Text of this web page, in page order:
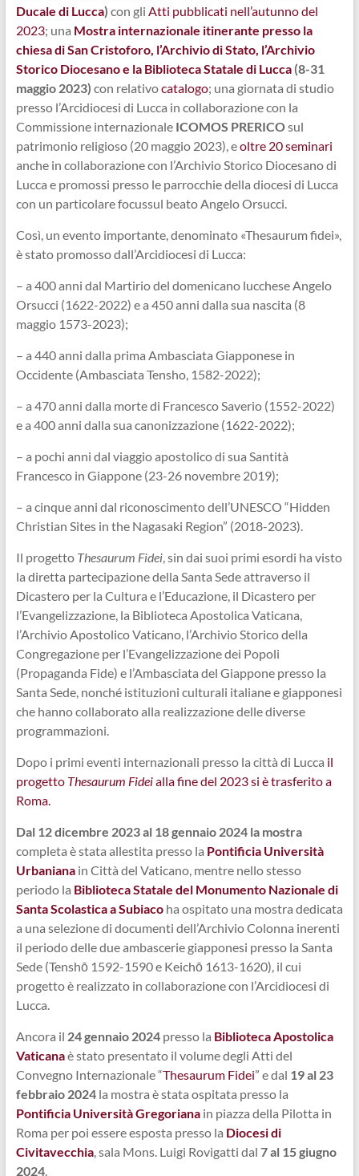
Ducale di Lucca) con gli Atti pubblicati nell’autunno del
2023; una Mostra internazionale itinerante presso la
chiesa di San Cristoforo, l’Archivio di Stato, l’Archivio
Storico Diocesano e la Biblioteca Statale di Lucca(8-31
maggio 2023) con relativocatalogo; una giornata di studio
presso l’Arcidiocesi di Lucca in collaborazione con la
Commissione internazionale ICOMOS PRERICOsul
patrimonio religioso (20 maggio 2023), eoltre 20 seminari
anche in collaborazione con l’Archivio Storico Diocesano di
Lucca e promossi presso le parrocchie della diocesi di Lucca
con un particolare focussul beato Angelo Orsucci.
Così, un evento importante, denominato «Thesaurum fidei»,
è stato promosso dall’Arcidiocesi di Lucca:
– a 400 anni dal Martirio del domenicano lucchese Angelo
Orsucci (1622-2022) e a 450 anni dalla sua nascita (8
maggio 1573-2023);
– a 440 anni dalla prima Ambasciata Giapponese in
Occidente (Ambasciata Tensho, 1582-2022);
– a 470 anni dalla morte di Francesco Saverio (1552-2022)
e a 400 anni dalla sua canonizzazione (1622-2022);
– a pochi anni dal viaggio apostolico di sua Santità
Francesco in Giappone (23-26 novembre 2019);
– a cinque anni dal riconoscimento dell’UNESCO “Hidden
Christian Sites in the Nagasaki Region” (2018-2023).
Il progetto Thesaurum Fidei, sin dai suoi primi esordi ha visto
la diretta partecipazione della Santa Sede attraverso il
Dicastero per la Cultura e l’Educazione, il Dicastero per
l’Evangelizzazione, la Biblioteca Apostolica Vaticana,
l’Archivio Apostolico Vaticano, l’Archivio Storico della
Congregazione per l’Evangelizzazione dei Popoli
(Propaganda Fide) e l’Ambasciata del Giappone presso la
Santa Sede, nonché istituzioni culturali italiane e giapponesi
che hanno collaborato alla realizzazione delle diverse
programmazioni.
Dopo i primi eventi internazionali presso la città di Lucca il
progetto Thesaurum Fideialla fine del 2023 si è trasferito a
Roma.
Dal 12 dicembre 2023 al 18 gennaio 2024 la mostra
completa è stata allestita presso la Pontificia Università
Urbanianain Città del Vaticano, mentre nello stesso
periodo la Biblioteca Statale del Monumento Nazionale di
Santa Scolastica a Subiacoha ospitato una mostra dedicata
a una selezione di documenti dell’Archivio Colonna inerenti
il periodo delle due ambascerie giapponesi presso la Santa
Sede (Tenshō 1592-1590 e Keichō 1613-1620), il cui
progetto è realizzato in collaborazione con l’Arcidiocesi di
Lucca.
Ancora il 24 gennaio 2024presso la Biblioteca Apostolica
Vaticanaè stato presentato il volume degli Atti del
Convegno Internazionale “Thesaurum Fidei” e dal 19 al 23
febbraio 2024la mostra è stata ospitata presso la
Pontificia Università Gregorianain piazza della Pilotta in
Roma per poi essere esposta presso la Diocesi di
Civitavecchia, sala Mons. Luigi Rovigatti dal 7 al 15 giugno
2024.